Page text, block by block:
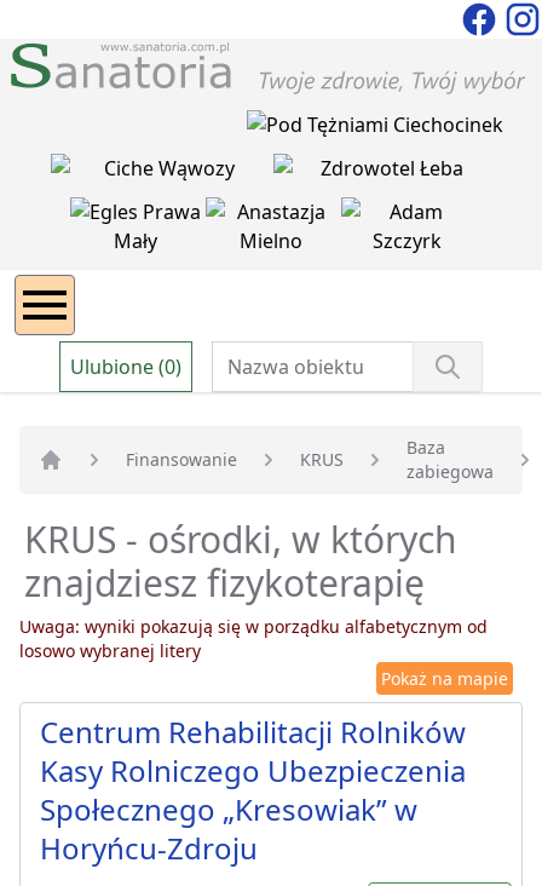
Ulubione (0)
Finansowanie KRUS
Baza
zabiegowa
KRUS - ośrodki, w których
znajdziesz fizykoterapię
Uwaga: wyniki pokazują się w porządku alfabetycznym od
losowo wybranej litery
Pokaż na mapie
Centrum Rehabilitacji Rolników
Kasy Rolniczego Ubezpieczenia
Społecznego „Kresowiak” w
Horyńcu-Zdroju